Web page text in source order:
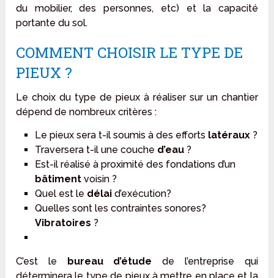
du mobilier, des personnes, etc) et la capacité
portante du sol.
COMMENT CHOISIR LE TYPE DE
PIEUX ?
Le choix du type de pieux à réaliser sur un chantier
dépend de nombreux critères :
Le pieux sera t-il soumis à des efforts latéraux?
Traversera t-il une couche d’eau?
Est-il réalisé à proximité des fondations d’un
bâtimentvoisin ?
Quel est le délaid’exécution?
Quelles sont les contraintes sonores?
Vibratoires ?
C’est le bureau d’étude de l’entreprise qui
déterminera le type de pieux à mettre en place et la